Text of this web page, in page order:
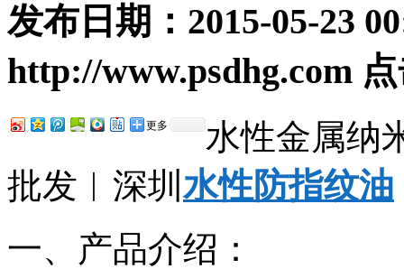
发布日期： 2015-05-23
http://www.psdhg.com
更多
水性金属纳
批发︱深圳水性防指纹油
一、产品介绍：